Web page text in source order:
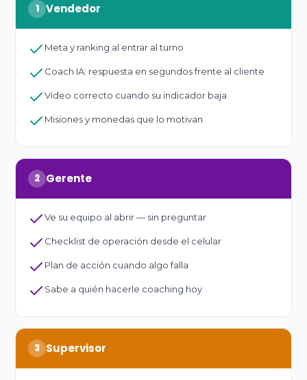
1 Vendedor
Meta y ranking al entrar al turno
Coach IA: respuesta en segundos frente al cliente
Video correcto cuando su indicador baja
Misiones y monedas que lo motivan
2 Gerente
Ve su equipo al abrir — sin preguntar
Checklist de operación desde el celular
Plan de acción cuando algo falla
Sabe a quién hacerle coaching hoy
3 Supervisor